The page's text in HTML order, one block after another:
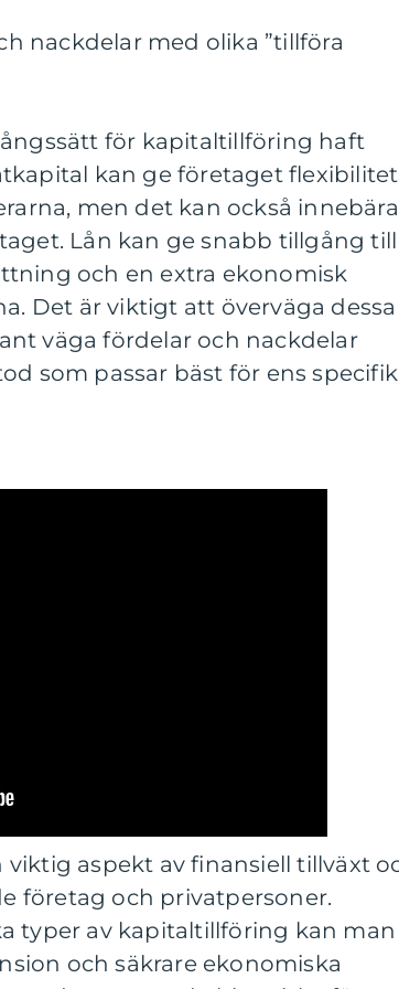
nackdelar med olika ”tillföra
för kapitaltillföring haft
kan ge företaget flexibilitet
men det kan också innebära
Lån kan ge snabb tillgång till
och en extra ekonomisk
Det är viktigt att överväga dessa
väga fördelar och nackdelar
som passar bäst för ens
aspekt av finansiell tillväxt
företag och privatpersoner.
typer av kapitaltillföring kan man
och säkrare ekonomiska